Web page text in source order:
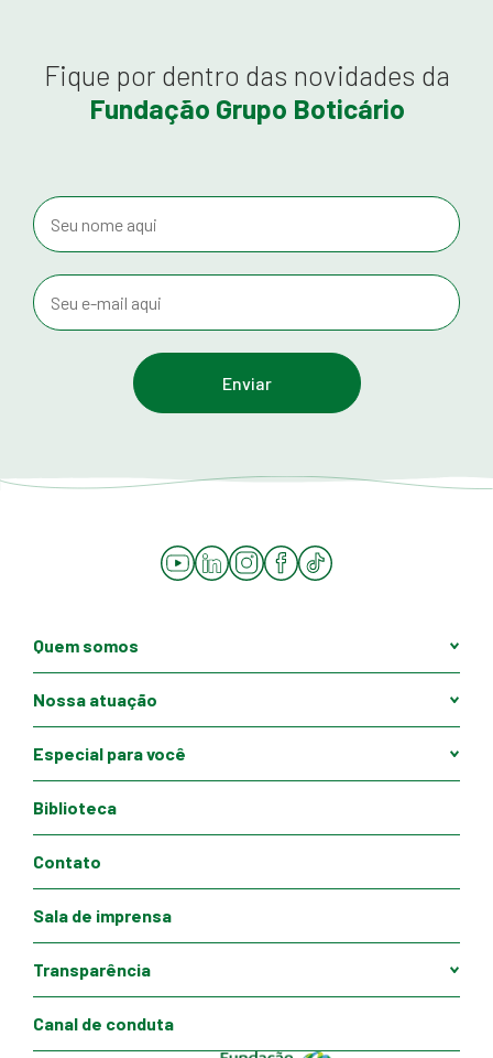
Fique por dentro das novidades da
Fundação Grupo Boticário
YouTube
LinkedInInstagramFacebook
Tiktok
Quem somos
Nossa atuação
Especial para você
Biblioteca
Contato
Sala de imprensa
Transparência
Canal de conduta